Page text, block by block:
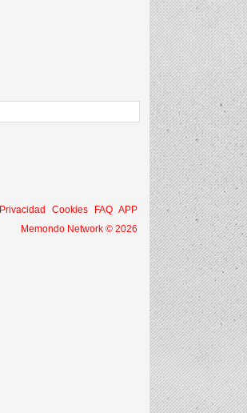
Privacidad Cookies FAQ APP
Memondo Network © 2026